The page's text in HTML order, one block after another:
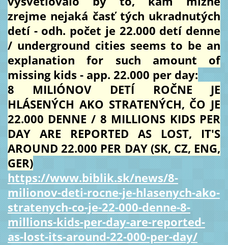
zrejme nejaká časť tých ukradnutých
detí - odh. počet je 22.000 detí denne
/ underground cities seems to be an
explanation for such amount of
missing kids - app. 22.000 per day:
8 MILIÓNOV DETÍ ROČNE JE
HLÁSENÝCH AKO STRATENÝCH, ČO JE
22.000 DENNE / 8 MILLIONS KIDS PER
DAY ARE REPORTED AS LOST, IT'S
AROUND 22.000 PER DAY (SK, CZ, ENG,
GER)
https://www.biblik.sk/news/8-
milionov-deti-rocne-je-hlasenych-ako-
stratenych-co-je-22-000-denne-8-
millions-kids-per-day-are-reported-
as-lost-its-around-22-000-per-day/